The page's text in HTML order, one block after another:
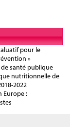
pour le
»
santé publique
nutritionnelle de
2022
Europe :